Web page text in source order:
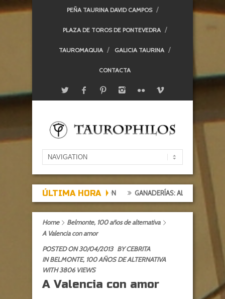
PEÑA TAURINA DAVID CAMPOS
PLAZA DE TOROS DE PONTEVEDRA
TAUROMAQUIA GALICIA TAURINA
CONTACTA
ÚLTIMA HORA
TARDE DE DECEPCIÓN GANADERÍAS: ALCURRUCÉN
Home
Belmonte, 100 años de alternativa
A Valencia con amor
POSTED ON 30/04/2013 BYCEBRITA
INBELMONTE, 100 AÑOS DE ALTERNATIVA
WITH 3806 VIEWS
A Valencia con amor